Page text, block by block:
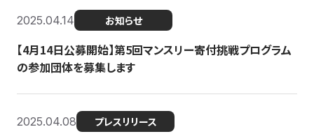
2025.04.14 お知らせ
【4月14日公募開始】第5回マンスリー寄付挑戦プログラム
の参加団体を募集します
2025.04.08 プレスリリース